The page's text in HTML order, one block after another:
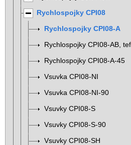
Rychlospojky CPI08
Rychlospojky CPI08-A
Rychlospojky CPI08-AB,
Rychlospojky CPI08-A-45
Vsuvka CPI08-NI
Vsuvka CPI08-NI-90
Vsuvky CPI08-S
Vsuvky CPI08-S-90
Vsuvky CPI08-SH